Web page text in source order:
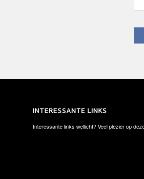
INTERESSANTE LINKS
Interessante links wellicht? Veel plezier op